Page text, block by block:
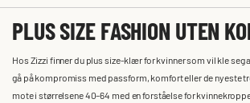
PLUS SIZE FASHION UTEN
Hos Zizzi finner du plus size-klær for kvinner som vil kle seg
gå på kompromiss med passform, komfort eller de nyeste
mote i størrelsene 40–64 med en forståelse for